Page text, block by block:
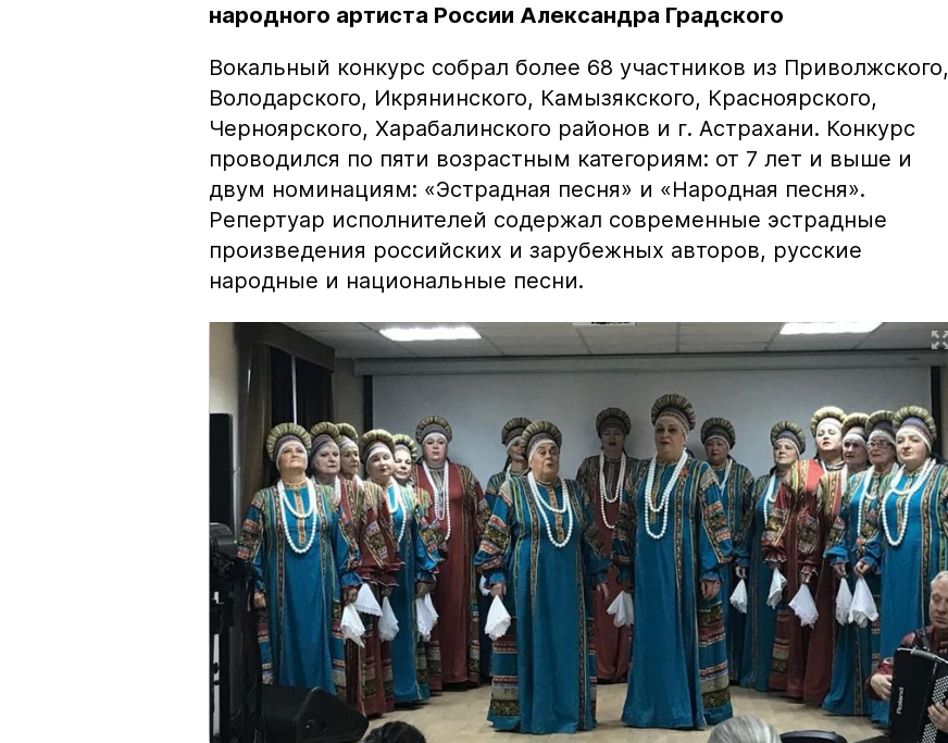
народного артиста России Александра Градского
Вокальный конкурс собрал более 68 участников из Приволжского,
Володарского, Икрянинского, Камызякского, Красноярского,
Черноярского, Харабалинского районов и г. Астрахани. Конкурс
проводился по пяти возрастным категориям: от 7 лет и выше и
двум номинациям: «Эстрадная песня» и «Народная песня».
Репертуар исполнителей содержал современные эстрадные
произведения российских и зарубежных авторов, русские
народные и национальные песни.